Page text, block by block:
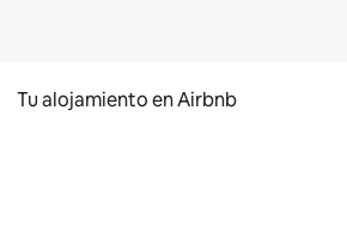
Tu alojamiento en Airbnb